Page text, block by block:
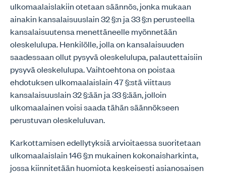
ulkomaalaislakiin otetaan säännös, jonka mukaan
ainakin kansalaisuuslain 32 §:n ja 33 §:n perusteella
kansalaisuutensa menettäneelle myönnetään
oleskelulupa. Henkilölle, jolla on kansalaisuuden
saadessaan ollut pysyvä oleskelulupa, palautettaisiin
pysyvä oleskelulupa. Vaihtoehtona on poistaa
ehdotuksen ulkomaalaislain 47 §:stä viittaus
kansalaisuuslain 32 §:ään ja 33 §:ään, jolloin
ulkomaalainen voisi saada tähän säännökseen
perustuvan oleskeluluvan.
Karkottamisen edellytyksiä arvioitaessa suoritetaan
ulkomaalaislain 146 §:n mukainen kokonaisharkinta,
jossa kiinnitetään huomiota keskeisesti asianosaisen